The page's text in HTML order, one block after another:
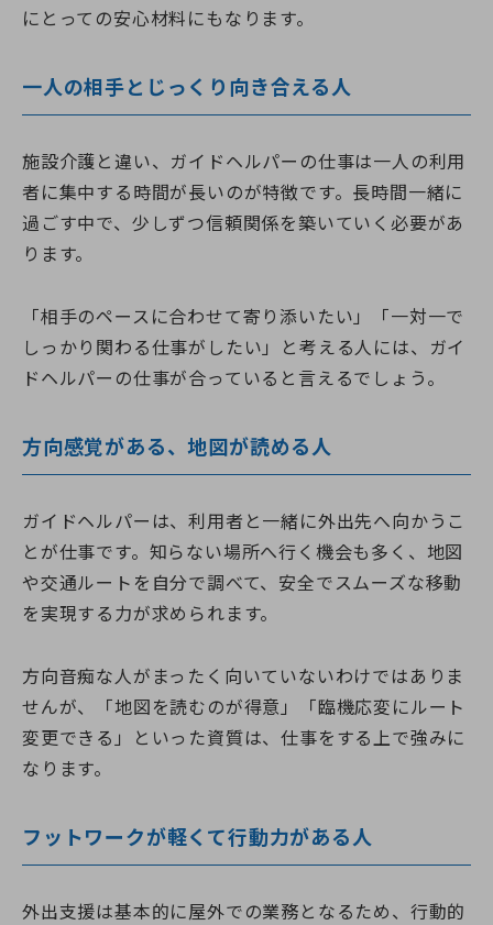
にとっての安心材料にもなります。
一人の相手とじっくり向き合える人
施設介護と違い、ガイドヘルパーの仕事は一人の利用
者に集中する時間が長いのが特徴です。長時間一緒に
過ごす中で、少しずつ信頼関係を築いていく必要があ
ります。
「相手のペースに合わせて寄り添いたい」「一対一で
しっかり関わる仕事がしたい」と考える人には、ガイ
ドヘルパーの仕事が合っていると言えるでしょう。
方向感覚がある、地図が読める人
ガイドヘルパーは、利用者と一緒に外出先へ向かうこ
とが仕事です。知らない場所へ行く機会も多く、地図
や交通ルートを自分で調べて、安全でスムーズな移動
を実現する力が求められます。
方向音痴な人がまったく向いていないわけではありま
せんが、「地図を読むのが得意」「臨機応変にルート
変更できる」といった資質は、仕事をする上で強みに
なります。
フットワークが軽くて行動力がある人
外出支援は基本的に屋外での業務となるため、行動的